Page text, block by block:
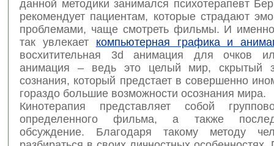
данной методики занимался психотерапевт
рекомендует пациентам, которые страдают
проблемами, чаще смотреть фильмы. И
так увлекает компьютерная графика и
восхитительная 3d анимация для очков
анимация – ведь это целый мир, скрытый
сознания, который предстает в совершенно
гораздо большие возможности осознания мира.
Кинотерапия представляет собой
определенного фильма, а также
обсуждение. Благодаря такому методу